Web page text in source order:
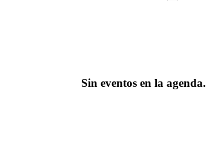
Sin eventos en la agenda.